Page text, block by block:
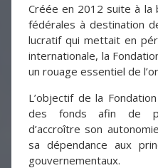
Créée en 2012 suite à la
fédérales à destination
lucratif qui mettait en
internationale, la
un rouage essentiel de
L’objectif de la
des fonds afin de
d’accroître son
sa dépendance aux
gouvernementaux.